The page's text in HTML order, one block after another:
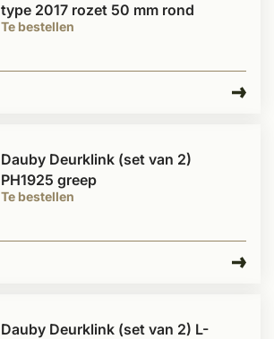
Te bestellen
type 2017 rozet 50 mm rond
Te bestellen
Dauby Deurklink (set van 2)
PH1925 greep
Dauby Deurklink (set van 2) L-